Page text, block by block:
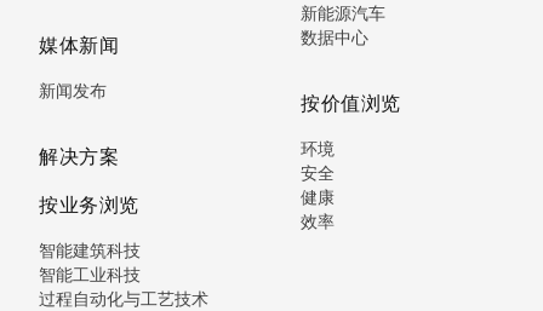
媒体新闻
新闻发布
解决方案
按业务浏览
智能建筑科技
智能工业科技
过程自动化与工艺技术
新能源汽车
数据中心
按价值浏览
环境
安全
健康
效率